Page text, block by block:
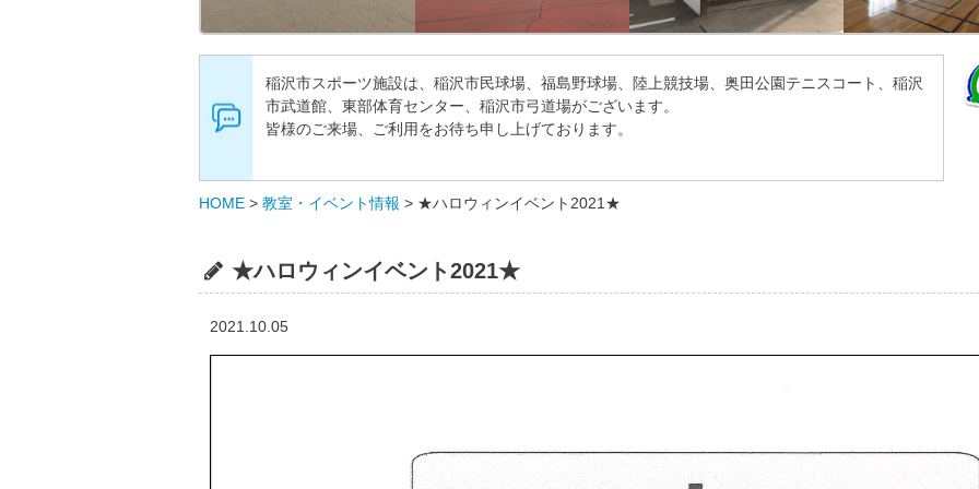
稲沢市スポーツ施設は、稲沢市民球場、福島野球場、陸上競技場、奥田公園テニスコート、稲沢
市武道館、東部体育センター、稲沢市弓道場がございます。
皆様のご来場、ご利用をお待ち申し上げております。
HOME > 教室・イベント情報 > ★ハロウィンイベント2021★
★ハロウィンイベント2021★
2021.10.05